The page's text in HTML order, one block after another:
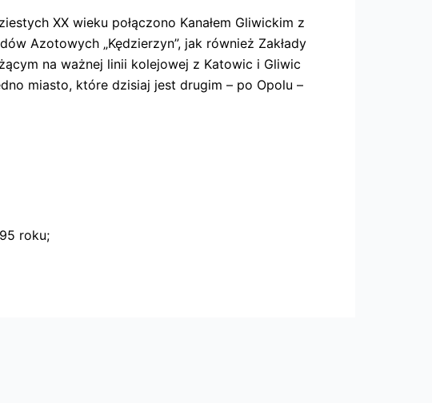
XX wieku połączono Kanałem Gliwickim z
Azotowych „Kędzierzyn”, jak również Zakłady
na ważnej linii kolejowej z Katowic i Gliwic
miasto, które dzisiaj jest drugim – po Opolu –
roku;